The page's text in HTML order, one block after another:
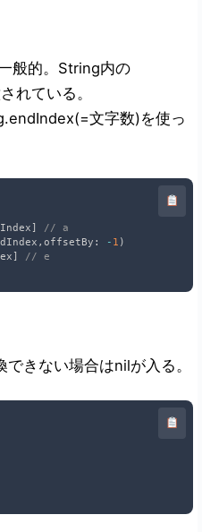
般的。String内の
れている。
文字数)を使っ
]
// a
, offsetBy : - 1 )
] // e
きない場合はnilが入る。